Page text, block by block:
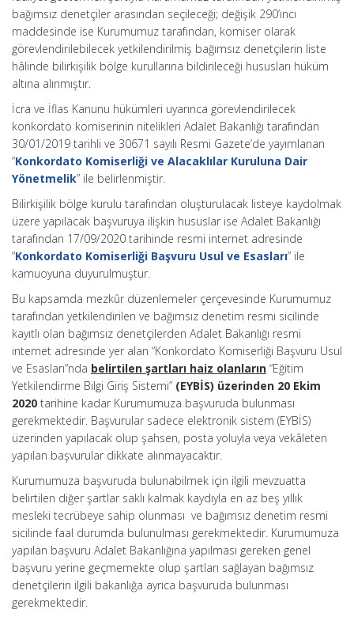
bağımsız denetçiler arasından seçileceği; değişik 290’ıncı
maddesinde ise Kurumumuz tarafından, komiser olarak
görevlendirilebilecek yetkilendirilmiş bağımsız denetçilerin liste
hâlinde bilirkişilik bölge kurullarına bildirileceği hususları hüküm
altına alınmıştır.
İcra ve İflas Kanunu hükümleri uyarınca görevlendirilecek
konkordato komiserinin nitelikleri Adalet Bakanlığı tarafından
30/01/2019 tarihli ve 30671 sayılı Resmi Gazete’de yayımlanan
“Konkordato Komiserliği ve Alacaklılar Kuruluna Dair
Yönetmelik” ile belirlenmiştir.
Bilirkişilik bölge kurulu tarafından oluşturulacak listeye kaydolmak
üzere yapılacak başvuruya ilişkin hususlar ise Adalet Bakanlığı
tarafından 17/09/2020 tarihinde resmi internet adresinde
“Konkordato Komiserliği Başvuru Usul ve Esasları” ile
kamuoyuna duyurulmuştur.
Bu kapsamda mezkûr düzenlemeler çerçevesinde Kurumumuz
tarafından yetkilendirilen ve bağımsız denetim resmi sicilinde
kayıtlı olan bağımsız denetçilerden Adalet Bakanlığı resmi
internet adresinde yer alan “Konkordato Komiserliği Başvuru Usul
ve Esasları”nda belirtilen şartları haiz olanların “Eğitim
Yetkilendirme Bilgi Giriş Sistemi” (EYBİS) üzerinden 20 Ekim
2020 tarihine kadar Kurumumuza başvuruda bulunması
gerekmektedir. Başvurular sadece elektronik sistem (EYBİS)
üzerinden yapılacak olup şahsen, posta yoluyla veya vekâleten
yapılan başvurular dikkate alınmayacaktır.
Kurumumuza başvuruda bulunabilmek için ilgili mevzuatta
belirtilen diğer şartlar saklı kalmak kaydıyla en az beş yıllık
mesleki tecrübeye sahip olunması ve bağımsız denetim resmi
sicilinde faal durumda bulunulması gerekmektedir. Kurumumuza
yapılan başvuru Adalet Bakanlığına yapılması gereken genel
başvuru yerine geçmemekte olup şartları sağlayan bağımsız
denetçilerin ilgili bakanlığa ayrıca başvuruda bulunması
gerekmektedir.